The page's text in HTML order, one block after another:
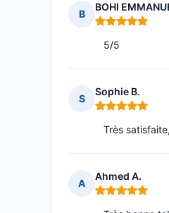
B
BOHI
Note : 5 sur 5
5/5
S
Sophie B.
Note : 5 sur 5
Très
A
Ahmed A.
Note : 5 sur 5